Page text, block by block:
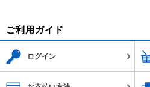
ご利用ガイド
ログイン